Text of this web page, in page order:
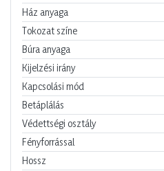
Ház anyaga
Tokozat színe
Búra anyaga
Kijelzési irány
Kapcsolási mód
Betáplálás
Védettségi osztály
Fényforrással
Hossz